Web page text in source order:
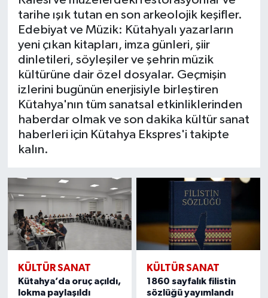
tarihe ışık tutan en son arkeolojik keşifler.
Edebiyat ve Müzik: Kütahyalı yazarların
yeni çıkan kitapları, imza günleri, şiir
dinletileri, söyleşiler ve şehrin müzik
kültürüne dair özel dosyalar. Geçmişin
izlerini bugünün enerjisiyle birleştiren
Kütahya'nın tüm sanatsal etkinliklerinden
haberdar olmak ve son dakika kültür sanat
haberleri için Kütahya Ekspres'i takipte
kalın.
KÜLTÜR SANAT
Kütahya’da oruç açıldı,
lokma paylaşıldı
KÜLTÜR SANAT
1860 sayfalık filistin
sözlüğü yayımlandı
Magazin
Otomobil
Pazarlar
Politika
Resmi İlan
Rüya Tabirleri
Sağlık
Şaphane
Simav